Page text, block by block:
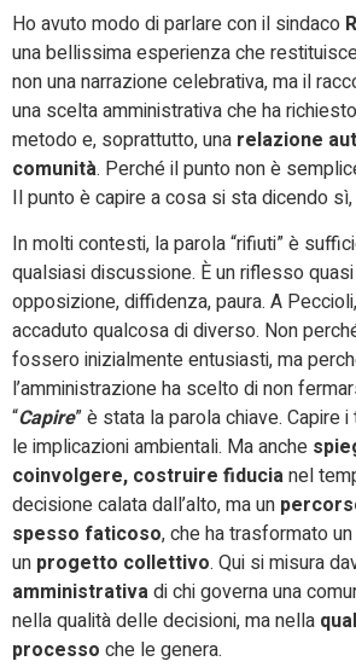
Ho avuto modo di parlare con il sindaco
una bellissima esperienza che
non una narrazione celebrativa, ma il
una scelta amministrativa che ha
metodo e, soprattutto, una relazione
comunità. Perché il punto non è
Il punto è capire a cosa si sta dicendo
In molti contesti, la parola “rifiuti” è
qualsiasi discussione. È un riflesso
opposizione, diffidenza, paura. A
accaduto qualcosa di diverso. Non
fossero inizialmente entusiasti, ma
l’amministrazione ha scelto di non
“Capire” è stata la parola chiave. Capire
le implicazioni ambientali. Ma anche
coinvolgere, costruire fiducianel
decisione calata dall’alto, ma un
spesso faticoso, che ha trasformato
un progetto collettivo. Qui si misura
amministrativadi chi governa una
nella qualità delle decisioni, ma nella
processo che le genera.